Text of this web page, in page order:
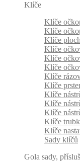
Klíče
Klíče
Klíče
Klíče
Klíče
Klíče
Klíče
Klíče
Klíče
Klíče
Klíče
Klíče
Klíče
Klíče
Sady klíčů
Gola sady,